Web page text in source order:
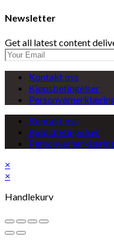
Newsletter
Get all latest content
Kontakt oss
Kjøpsbetingelser
Kontakt oss
Kjøpsbetingelser
×
×
Handlekurv